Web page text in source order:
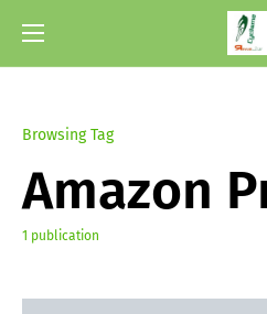
Browsing Tag
Amazon
1 publication